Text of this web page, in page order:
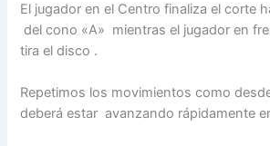
El jugador en el Centro finaliza el corte
del cono «A» mientras el jugador en
tira el disco .
Repetimos los movimientos como
deberá estar avanzando rápidamente